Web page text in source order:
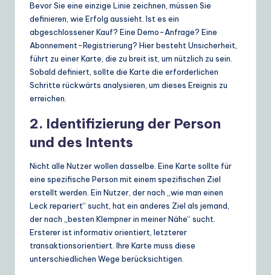
Bevor Sie eine einzige Linie zeichnen, müssen Sie
definieren, wie Erfolg aussieht. Ist es ein
abgeschlossener Kauf? Eine Demo-Anfrage? Eine
Abonnement-Registrierung? Hier besteht Unsicherheit,
führt zu einer Karte, die zu breit ist, um nützlich zu sein.
Sobald definiert, sollte die Karte die erforderlichen
Schritte rückwärts analysieren, um dieses Ereignis zu
erreichen.
2. Identifizierung der Person
und des Intents
Nicht alle Nutzer wollen dasselbe. Eine Karte sollte für
eine spezifische Person mit einem spezifischen Ziel
erstellt werden. Ein Nutzer, der nach „wie man einen
Leck repariert“ sucht, hat ein anderes Ziel als jemand,
der nach „besten Klempner in meiner Nähe“ sucht.
Ersterer ist informativ orientiert, letzterer
transaktionsorientiert. Ihre Karte muss diese
unterschiedlichen Wege berücksichtigen.